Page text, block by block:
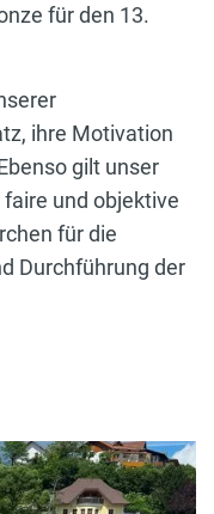
für den 13.
ihre Motivation
gilt unser
und objektive
für die
Durchführung der